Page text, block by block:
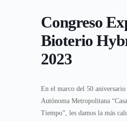
Congreso
Bioterio
2023
En el marco del 50
Autónoma Metropolitana
Tiempo”, les damos la más